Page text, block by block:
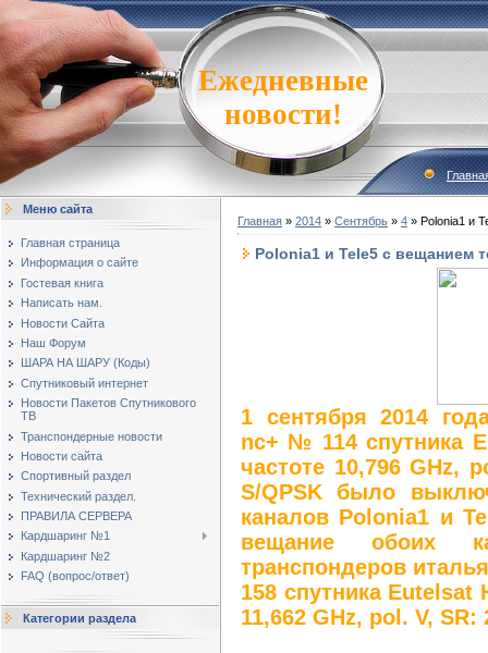
Ежедневные
новости!
Меню сайта
Главная страница
Информация о сайте
Гостевая книга
Написать нам.
Новости Сайта
Наш Форум
ШАРА НА ШАРУ (Коды)
Спутниковый интернет
Новости Пакетов Спутникового
ТВ
Транспондерные новости
Новости сайта
Спортивный раздел
Технический раздел.
ПРАВИЛА СЕРВЕРА
Кардшаринг №1
Кардшаринг №2
FAQ (вопрос/ответ)
Категории раздела
Главная » 2014 » Сентябрь » 4 » Polonia1 и
Polonia1 и Tele5 с вещанием
1 сентября 2014
nc+ № 114 спутника
частоте 10,796 GHz,
S/QPSK было
каналов Polonia1 и
вещание обоих
транспондеров
158 спутника Eutelsat
11,662 GHz, pol. V, SR: